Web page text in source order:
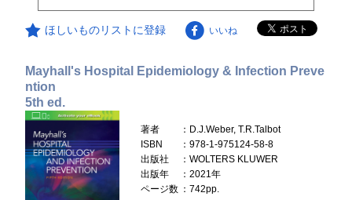
ほしいものリストに登録 いいね
Mayhall's Hospital Epidemiology & Infection Preve
ntion
5th ed.
著者
：D.J.Weber, T.R.Talbot
ISBN
：978-1-975124-58-8
出版社
：WOLTERS KLUWER
出版年
：2021年
ページ数 ：742pp.